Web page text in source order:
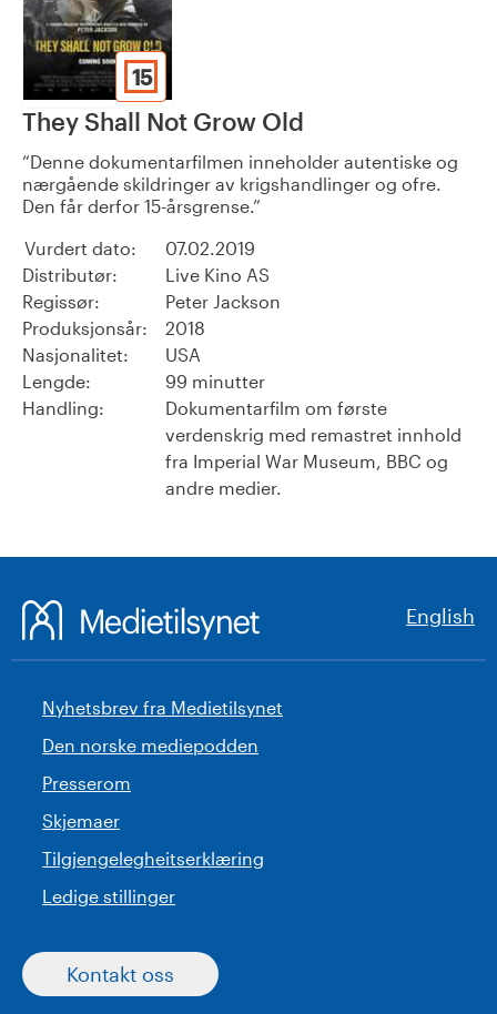
15
They Shall Not Grow Old
Denne dokumentarfilmen inneholder autentiske og
nærgående skildringer av krigshandlinger og ofre.
Den får derfor 15-årsgrense.
Vurdert dato:
07.02.2019
Distributør:
Live Kino AS
Regissør:
Peter Jackson
Produksjonsår:
2018
Nasjonalitet:
USA
Lengde:
99 minutter
Handling:
Dokumentarfilm om første
verdenskrig med remastret innhold
fra Imperial War Museum, BBC og
andre medier.
English
Nyhetsbrev fra Medietilsynet
Den norske mediepodden
Presserom
Skjemaer
Tilgjengelegheitserklæring
Ledige stillinger
Kontakt oss